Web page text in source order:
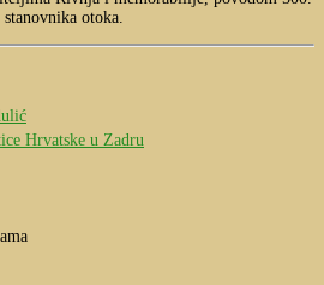
otoka.
Hrvatske u Zadru